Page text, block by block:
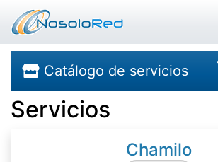
Catálogo de servicios
Servicios
Chamilo